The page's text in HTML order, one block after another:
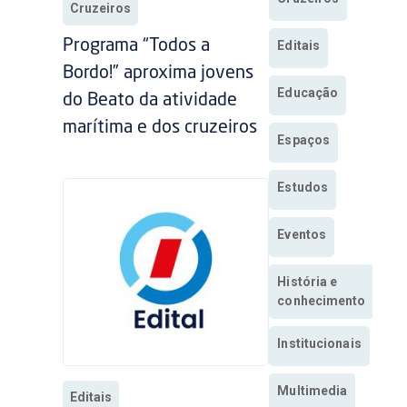
Cruzeiros
Programa “Todos a
Bordo!” aproxima jovens
do Beato da atividade
marítima e dos cruzeiros
Editais
Editais
Educação
Espaços
Estudos
Eventos
História e
conhecimento
Institucionais
Multimedia